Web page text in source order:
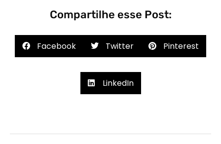
Compartilhe esse Post:
Facebook Twitter Pinterest
LinkedIn